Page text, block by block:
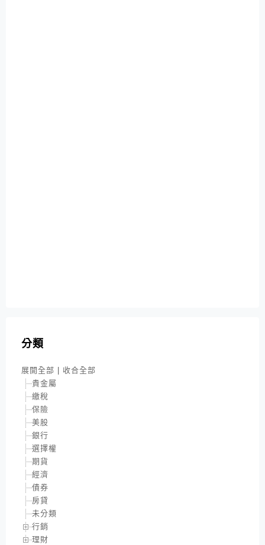
分類
展開全部
收合全部
貴金屬
繳稅
保險
美股
銀行
選擇權
期貨
經濟
債券
房貸
未分類
行銷
理財